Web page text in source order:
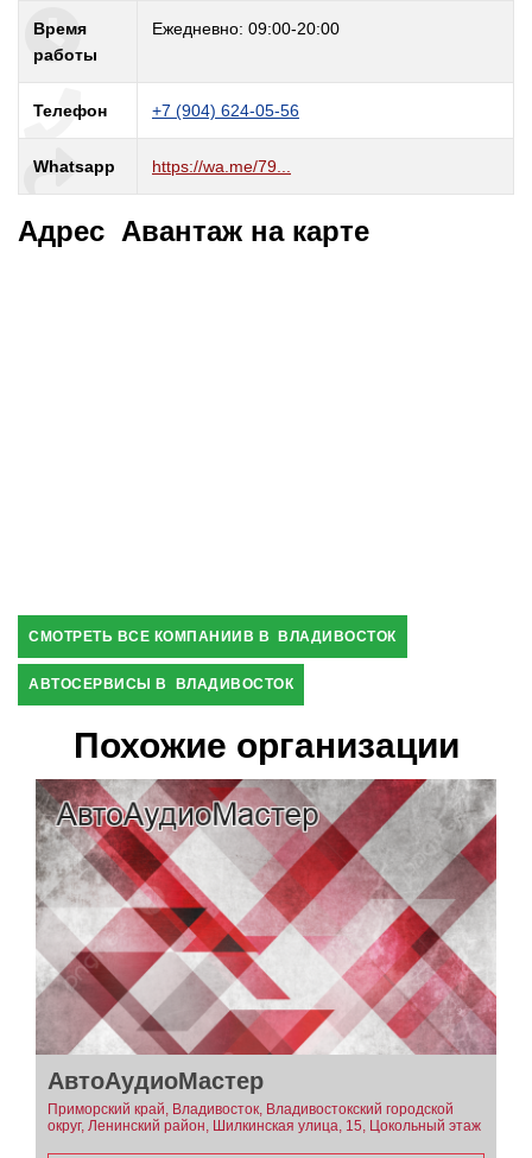
Время
работы
Ежедневно: 09:00-20:00
Телефон +7 (904) 624-05-56
Whatsapp https://wa.me/79...
Адрес Авантаж на карте
СМОТРЕТЬ ВСЕ КОМПАНИИВ В ВЛАДИВОСТОК
АВТОСЕРВИСЫ В ВЛАДИВОСТОК
Похожие организации
АвтоАудиоМастер
Приморский край, Владивосток, Владивостокский городской
округ, Ленинский район, Шилкинская улица, 15, Цокольный этаж